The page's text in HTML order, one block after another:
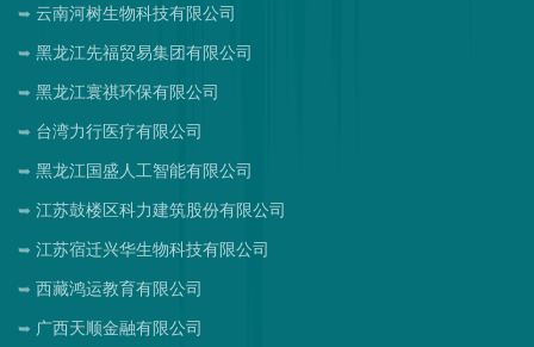
云南河树生物科技有限公司
黑龙江先福贸易集团有限公司
黑龙江寰祺环保有限公司
台湾力行医疗有限公司
黑龙江国盛人工智能有限公司
江苏鼓楼区科力建筑股份有限公司
江苏宿迁兴华生物科技有限公司
西藏鸿运教育有限公司
广西天顺金融有限公司